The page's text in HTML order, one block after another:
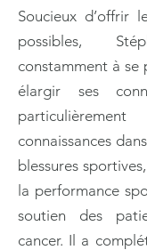
Soucieux d’offrir
possibles,
constamment à se
élargir ses
connaissances
blessures
la performance
soutien des
cancer. Il a